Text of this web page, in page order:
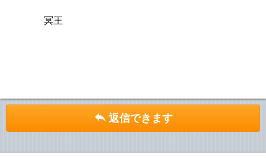
冥王
返信できます